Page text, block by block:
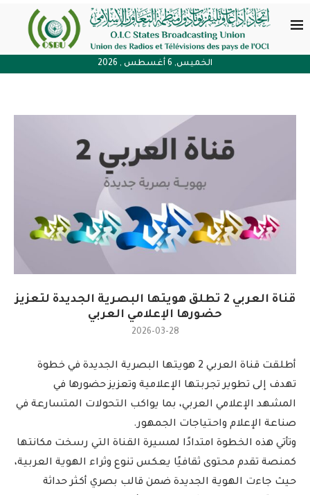
الخميس, 6 أغسطس , 2026
قناة العربي 2 تطلق هويتها البصرية الجديدة لتعزيز
حضورها الإعلامي العربي
2026-03-28
أطلقت قناة العربي 2 هويتها البصرية الجديدة في خطوة
تهدف إلى تطوير تجربتها الإعلامية وتعزيز حضورها في
المشهد الإعلامي العربي، بما يواكب التحولات المتسارعة في
صناعة الإعلام واحتياجات الجمهور.
وتأتي هذه الخطوة امتدادًا لمسيرة القناة التي رسخت مكانتها
كمنصة تقدم محتوى ثقافيًا يعكس تنوع وثراء الهوية العربية،
حيث جاءت الهوية الجديدة ضمن قالب بصري أكثر حداثة